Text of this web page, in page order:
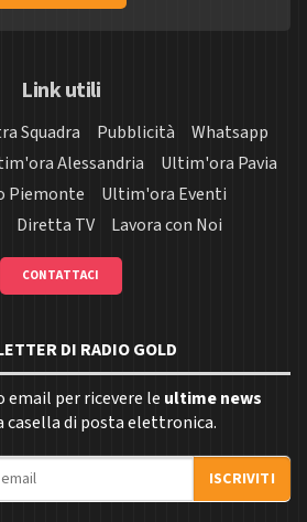
Link utili
Squadra Pubblicità
Whatsapp
Alessandria
Ultim'ora Pavia
Piemonte
Ultim'ora Eventi
Diretta TV Lavora con Noi
CONTATTACI
DI RADIO GOLD
per ricevere le ultime news
di posta elettronica.
ISCRIVITI